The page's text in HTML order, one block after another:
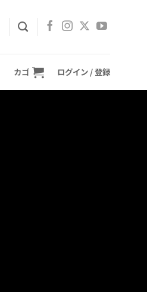
カゴ ログイン / 登録